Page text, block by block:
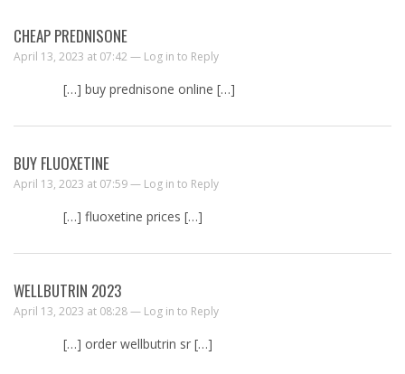
CHEAP PREDNISONE
April 13, 2023 at 07:42 — Log in to Reply
[…] buy prednisone online […]
BUY FLUOXETINE
April 13, 2023 at 07:59 — Log in to Reply
[…] fluoxetine prices […]
WELLBUTRIN 2023
April 13, 2023 at 08:28 — Log in to Reply
[…] order wellbutrin sr […]